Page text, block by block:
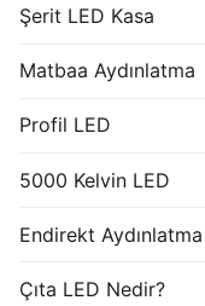
Şerit LED Kasa
Matbaa Aydınlatma
Profil LED
5000 Kelvin LED
Endirekt
Çıta LED Nedir?